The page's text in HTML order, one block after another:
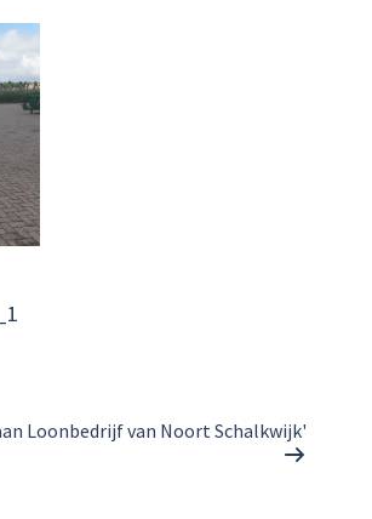
Loonbedrijf van Noort Schalkwijk'